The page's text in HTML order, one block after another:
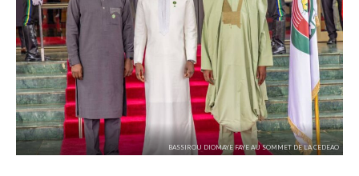
BASSIROU DIOMAYE FAYE AU SOMMET DE LA CEDEAO